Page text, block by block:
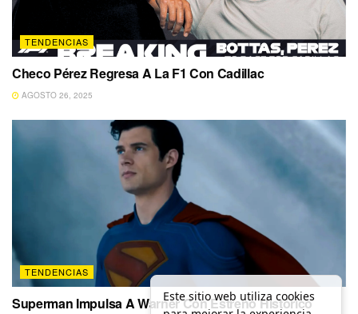
TENDENCIAS
Checo Pérez Regresa A La F1 Con Cadillac
AGOSTO 26, 2025
TENDENCIAS
Superman Impulsa A Warner Con Estreno Histórico
Este sitio web utiliza cookies